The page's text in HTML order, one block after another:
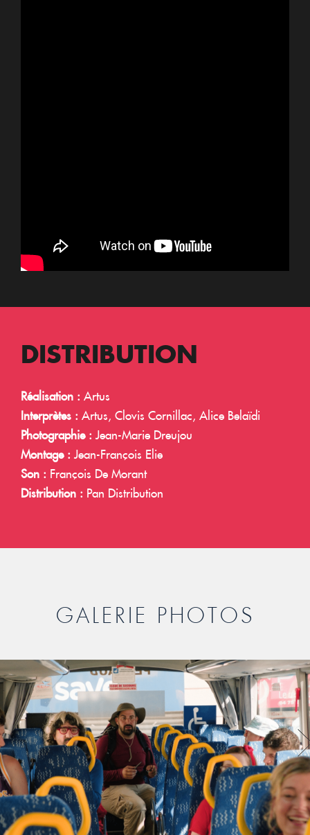
DISTRIBUTION
Réalisation : Artus
Interprètes : Artus, Clovis Cornillac, Alice Belaïdi
Photographie : Jean-Marie Dreujou
Montage : Jean-François Elie
Son : François De Morant
Distribution : Pan Distribution
GALERIE PHOTOS